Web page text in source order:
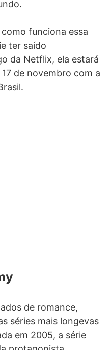
funciona essa
ter saído
da Netflix, ela estará
de novembro com a
de romance,
séries mais longevas
em 2005, a série